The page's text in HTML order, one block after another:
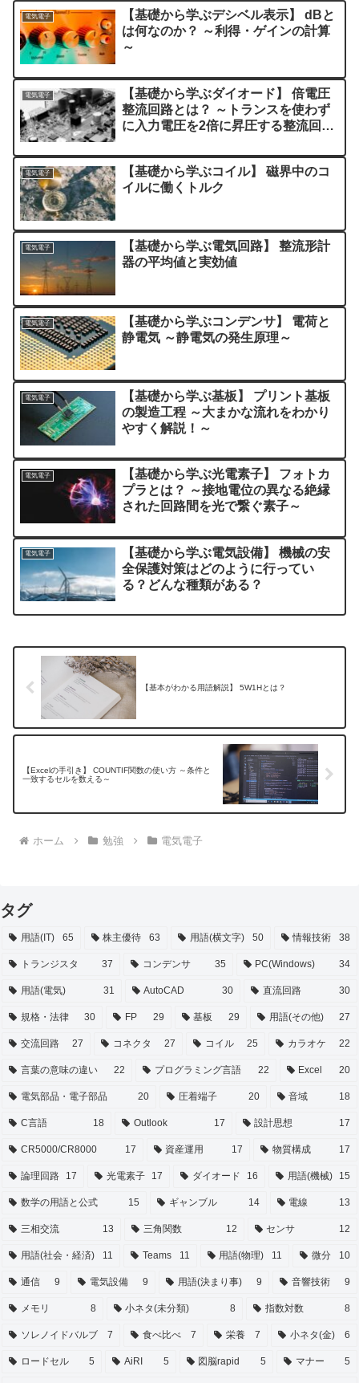
電気電子
【基礎から学ぶデシベル表示】 dBと
は何なのか？ ～利得・ゲインの計算
～
電気電子
【基礎から学ぶダイオード】 倍電圧
整流回路とは？ ～トランスを使わず
に入力電圧を2倍に昇圧する整流回路
電気電子
【基礎から学ぶコイル】 磁界中のコ
イルに働くトルク
電気電子
【基礎から学ぶ電気回路】 整流形計
器の平均値と実効値
電気電子
【基礎から学ぶコンデンサ】 電荷と
静電気 ～静電気の発生原理～
電気電子
【基礎から学ぶ基板】 プリント基板
の製造工程 ～大まかな流れをわかり
やすく解説！～
電気電子
【基礎から学ぶ光電素子】 フォトカ
プラとは？ ～接地電位の異なる絶縁
された回路間を光で繋ぐ素子～
電気電子
【基礎から学ぶ電気設備】 機械の安
全保護対策はどのように行ってい
る？どんな種類がある？
【基本がわかる用語解説】 5W1Hとは？
【Excelの手引き】 COUNTIF関数の使い方 ～条件と
一致するセルを数える～
ホーム 勉強 電気電子
タグ
用語(IT) 65 株主優待 63 用語(横文字) 50 情報技術 38
トランジスタ 37 コンデンサ 35 PC(Windows) 34
用語(電気) 31 AutoCAD 30 直流回路 30
規格・法律 30 FP 29 基板 29 用語(その他) 27
交流回路 27 コネクタ 27 コイル 25 カラオケ 22
言葉の意味の違い 22 プログラミング言語 22 Excel 20
電気部品・電子部品 20 圧着端子 20 音域 18
C言語 18 Outlook 17 設計思想 17
CR5000/CR8000 17 資産運用 17 物質構成 17
論理回路 17 光電素子 17 ダイオード 16 用語(機械) 15
数学の用語と公式 15 ギャンブル 14 電線 13
三相交流 13 三角関数 12 センサ 12
用語(社会・経済) 11 Teams 11 用語(物理) 11 微分 10
通信 9 電気設備 9 用語(決まり事) 9 音響技術 9
メモリ 8 小ネタ(未分類) 8 指数対数 8
ソレノイドバルブ 7 食べ比べ 7 栄養 7 小ネタ(金) 6
ロードセル 5 AiRI 5 図脳rapid 5 マナー 5